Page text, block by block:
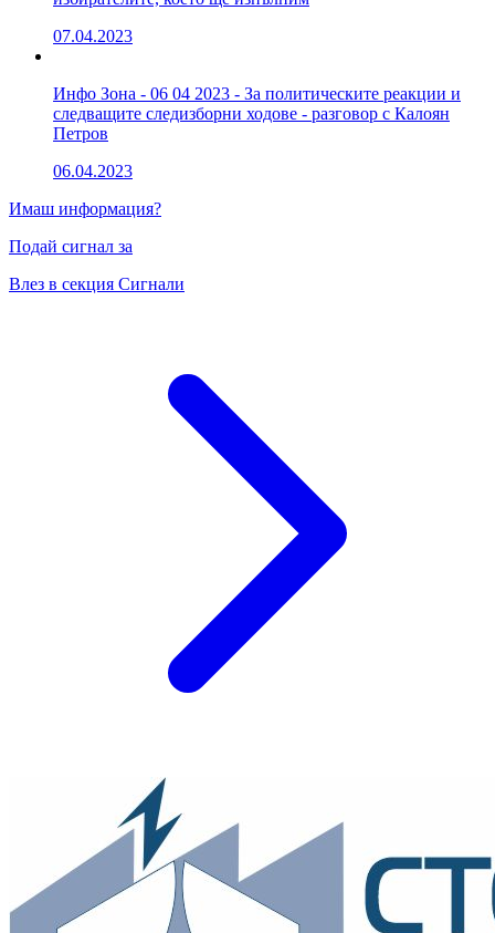
07.04.2023
Инфо Зона - 06 04 2023 - За политическите реакции и
следващите следизборни ходове - разговор с Калоян
Петров
06.04.2023
Имаш информация?
Подай сигнал за
Влез в секция Сигнали